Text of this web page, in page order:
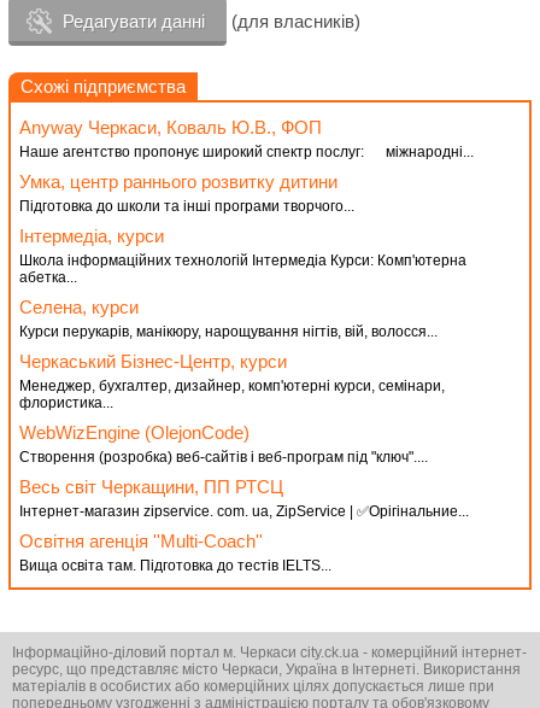
Редагувати данні (для власників)
Схожі підприємства
Anyway Черкаси, Коваль Ю.В., ФОП
Наше агентство пропонує широкий спектр послуг: міжнародні...
Умка, центр раннього розвитку дитини
Підготовка до школи та інші програми творчого...
Інтермедіа, курси
Школа інформаційних технологій Інтермедіа Курси: Комп'ютерна
абетка...
Селена, курси
Курси перукарів, манікюру, нарощування нігтів, вій, волосся...
Черкаський Бізнес-Центр, курси
Менеджер, бухгалтер, дизайнер, комп'ютерні курси, семінари,
флористика...
WebWizEngine (ОlejonCode)
Створення (розробка) веб-сайтів і веб-програм під "ключ"....
Весь світ Черкащини, ПП РТСЦ
Інтернет-магазин zipservice. com. ua, ZipService | ✅Орігінальние...
Освітня агенція ''Multi-Coach''
Вища освіта там. Підготовка до тестів IELTS...
Інформаційно-діловий портал м. Черкаси city.ck.ua - комерційний інтернет-
ресурс, що представляє місто Черкаси, Україна в Інтернеті. Використання
матеріалів в особистих або комерційних цілях допускається лише при
попередньому узгодженні з адміністрацією порталу та обов'язковому